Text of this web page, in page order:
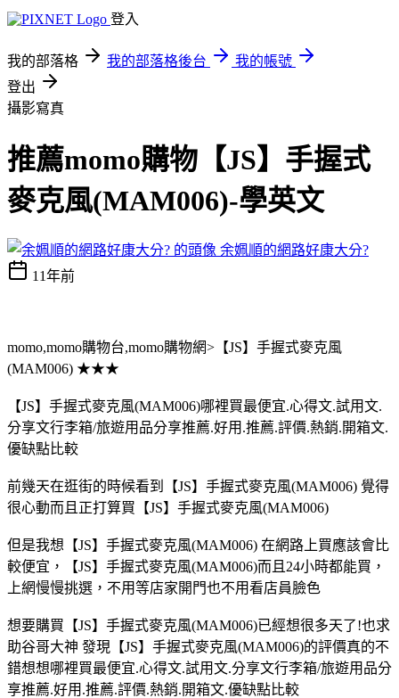
登入
我的部落格 我的部落格後台
我的帳號
登出
攝影寫真
推薦momo購物【JS】手握式
麥克風(MAM006)-學英文
余姵順的網路好康大分?
11年前
momo,momo購物台,momo購物網>【JS】手握式麥克風
(MAM006) ★★★
【JS】手握式麥克風(MAM006)哪裡買最便宜.心得文.試用文.
分享文行李箱/旅遊用品分享推薦.好用.推薦.評價.熱銷.開箱文.
優缺點比較
前幾天在逛街的時候看到【JS】手握式麥克風(MAM006) 覺得
很心動而且正打算買【JS】手握式麥克風(MAM006)
但是我想【JS】手握式麥克風(MAM006) 在網路上買應該會比
較便宜，【JS】手握式麥克風(MAM006)而且24小時都能買，
上網慢慢挑選，不用等店家開門也不用看店員臉色
想要購買【JS】手握式麥克風(MAM006)已經想很多天了!也求
助谷哥大神 發現【JS】手握式麥克風(MAM006)的評價真的不
錯想想哪裡買最便宜.心得文.試用文.分享文行李箱/旅遊用品分
享推薦.好用.推薦.評價.熱銷.開箱文.優缺點比較